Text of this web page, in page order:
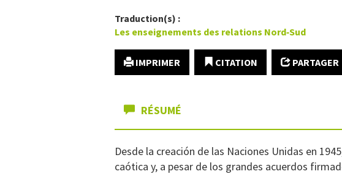
Traduction(s) :
Les enseignements des relations Nord‑Sud
IMPRIMER CITATION PARTAGER
RÉSUMÉ
Desde la creación de las Naciones Unidas en
caótica y, a pesar de los grandes acuerdos